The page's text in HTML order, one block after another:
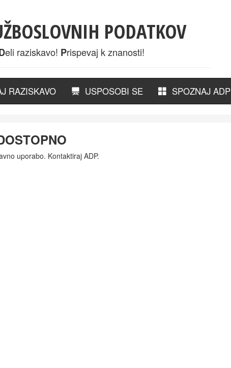
PODATKOV
eli raziskavo! Prispevaj k znanosti!
RAZISKAVO USPOSOBI SE SPOZNAJ ADP
uporabo. Kontaktiraj ADP.